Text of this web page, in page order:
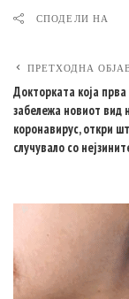
СПОДЕЛИ НА
ПРЕТХОДНА
Докторката која прва
забележа новиот вид
коронавирус, откри
случувало со